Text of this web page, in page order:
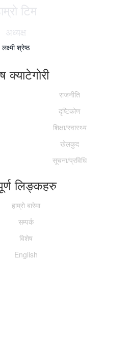
टिम
अध्यक्ष
लक्ष्मी श्रेष्ठ
क्याटेगाेरी
राजनीति
दृष्टिकोण
शिक्षा/स्वास्थ्य
खेलकुद
सूचना/प्रविधि
लिङ्कहरु
हाम्राे बारेमा
सम्पर्क
विशेष
English